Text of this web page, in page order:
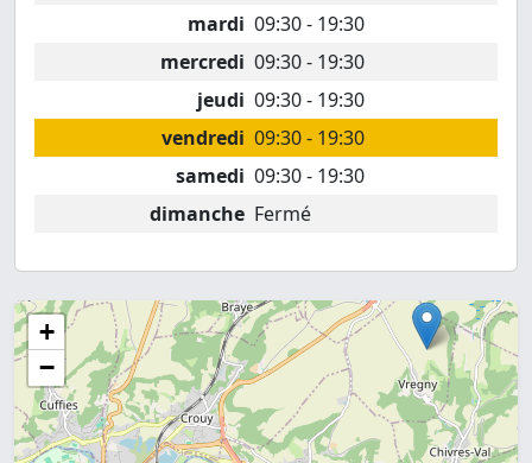
mardi 09:30 - 19:30
mercredi 09:30 - 19:30
jeudi 09:30 - 19:30
vendredi 09:30 - 19:30
samedi 09:30 - 19:30
dimanche Fermé
+
−